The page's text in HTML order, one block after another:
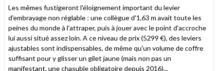
Les mêmes fustigeront l'éloignement important du levier
d'embrayage non réglable : une collègue d'1,63 m avait toute les
peines du monde à l'attraper, puis à jouer avec le point d'accroche
lui aussi situé assez loin. A ce niveau de prix (5299 €), des leviers
ajustables sont indispensables, de même qu'un volume de coffre
suffisant pour y glisser un gilet jaune (mais non pas un
manifestant, une chasuble obligatoire depuis 2016)...